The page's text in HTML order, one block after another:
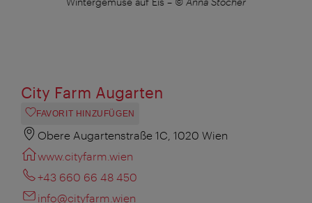
City Farm Augarten
FAVORIT HINZUFÜGEN
Obere Augartenstraße 1C, 1020 Wien
www.cityfarm.wien
+43 660 66 48 450
info@cityfarm.wien